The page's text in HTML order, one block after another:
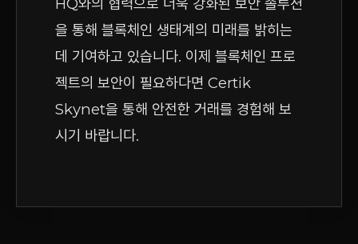
HQ와의 협력으로 더욱 강화된 보안 솔루션
을 통해 블록체인 생태계의 미래를 밝히는
데 기여하고 있습니다. 이제 블록체인 프로
젝트의 보안이 필요하다면 Certik
Skynet을 통해 안전한 거래를 경험해 보
시기 바랍니다.